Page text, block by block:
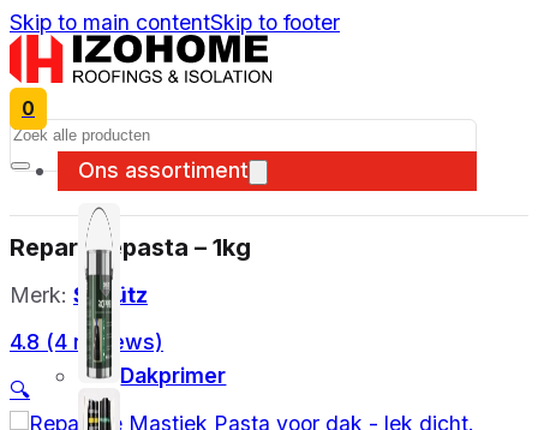
Skip to main contentSkip to footer
0
Ons assortiment
Dakprimer
Search
Reparatiepasta – 1kg
Merk: Schütz
4.8 (4 reviews)
🔍